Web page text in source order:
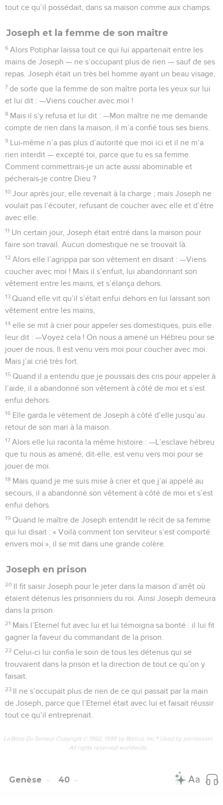
tout ce qu’il possédait, dans sa maison comme aux champs.
Joseph et la femme de son maître
6 Alors Potiphar laissa tout ce qui lui appartenait entre les
mains de Joseph — ne s’occupant plus de rien — sauf de ses
repas. Joseph était un très bel homme ayant un beau visage,
7 de sorte que la femme de son maître porta les yeux sur lui
et lui dit : —Viens coucher avec moi !
8 Mais il s’y refusa et lui dit : —Mon maître ne me demande
compte de rien dans la maison, il m’a confié tous ses biens.
9 Lui-même n’a pas plus d’autorité que moi ici et il ne m’a
rien interdit — excepté toi, parce que tu es sa femme.
Comment commettrais-je un acte aussi abominable et
pécherais-je contre Dieu ?
10 Jour après jour, elle revenait à la charge ; mais Joseph ne
voulait pas l’écouter, refusant de coucher avec elle et d’être
avec elle.
11 Un certain jour, Joseph était entré dans la maison pour
faire son travail. Aucun domestique ne se trouvait là.
12 Alors elle l’agrippa par son vêtement en disant : —Viens
coucher avec moi ! Mais il s’enfuit, lui abandonnant son
vêtement entre les mains, et s’élança dehors.
13 Quand elle vit qu’il s’était enfui dehors en lui laissant son
vêtement entre les mains,
14 elle se mit à crier pour appeler ses domestiques, puis elle
leur dit : —Voyez cela ! On nous a amené un Hébreu pour se
jouer de nous. Il est venu vers moi pour coucher avec moi.
Mais j’ai crié très fort.
15 Quand il a entendu que je poussais des cris pour appeler à
l’aide, il a abandonné son vêtement à côté de moi et s’est
enfui dehors.
16 Elle garda le vêtement de Joseph à côté d’elle jusqu’au
retour de son mari à la maison.
17 Alors elle lui raconta la même histoire : —L’esclave hébreu
que tu nous as amené, dit-elle, est venu vers moi pour se
jouer de moi.
18 Mais quand je me suis mise à crier et que j’ai appelé au
secours, il a abandonné son vêtement à côté de moi et s’est
enfui dehors.
19 Quand le maître de Joseph entendit le récit de sa femme
qui lui disait : « Voilà comment ton serviteur s’est comporté
envers moi », il se mit dans une grande colère.
Joseph en prison
20 Il fit saisir Joseph pour le jeter dans la maison d’arrêt où
étaient détenus les prisonniers du roi. Ainsi Joseph demeura
dans la prison.
21 Mais l’Eternel fut avec lui et lui témoigna sa bonté : il lui fit
gagner la faveur du commandant de la prison.
22 Celui-ci lui confia le soin de tous les détenus qui se
trouvaient dans la prison et la direction de tout ce qu’on y
faisait.
23 Il ne s’occupait plus de rien de ce qui passait par la main
de Joseph, parce que l’Eternel était avec lui et faisait réussir
tout ce qu’il entreprenait.
La Bible Du Semeur Copyright © 1992, 1999 by Biblica, Inc.® Used by permission.
All rights reserved worldwide.
Genèse 40